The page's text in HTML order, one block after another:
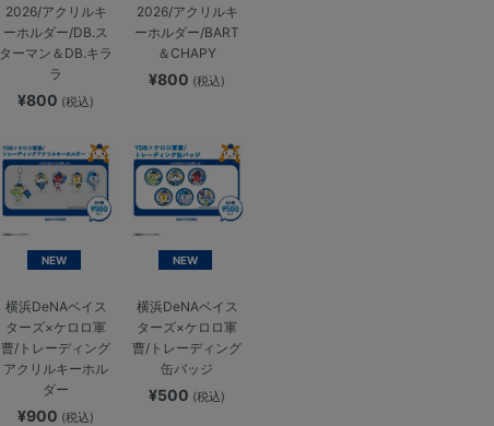
2026/アクリルキ
ーホルダー/DB.ス
ターマン＆DB.キラ
ラ
¥800 (税込)
2026/アクリルキ
ーホルダー/BART
＆CHAPY
¥800 (税込)
NEW
横浜DeNAベイス
ターズ×ケロロ軍
曹/トレーディング
アクリルキーホル
ダー
¥900 (税込)
NEW
横浜DeNAベイス
ターズ×ケロロ軍
曹/トレーディング
缶バッジ
¥500 (税込)